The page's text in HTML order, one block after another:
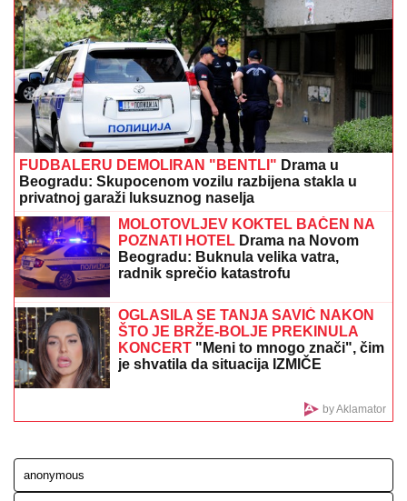
rijaliti učesnici puno srce (FOTO)
SIN BRUTALNO TUKAO MAJKU DO
SMRTI!
Strašni detalji jezivog zločina
na Novom Beogradu: Nakon ubistva
pokušao da skoči sa terase!
Jovana Jeremić PREKINULA ĆUTANJE, šalje poruku
bivšem i otkriva NEPOZNATE DETALJE: "Devojka je
radnica u njegovoj firmi, pravi bureke"
"IMAO JE NAPADE, TREBALO SE
IZBORITI SA TIM"Pevačica zbog
selo, pa morala da donese najtežu